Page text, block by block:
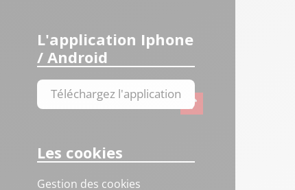
L'application Iphone
/ Android
Téléchargez l'application
Les cookies
Gestion des cookies